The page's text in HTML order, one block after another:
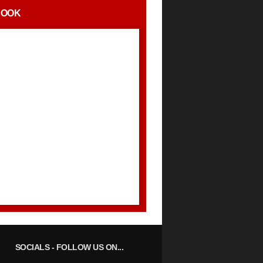
SOCIALS- FOLLOW US ON...